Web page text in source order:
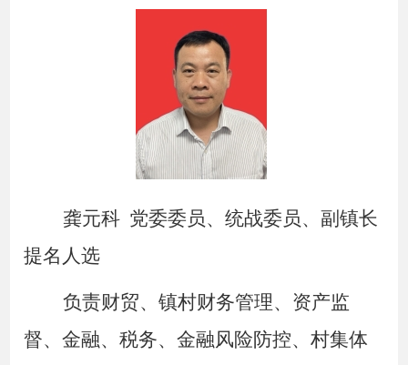
龚元科 党委委员、统战委员、副镇长
提名人选
负责财贸、镇村财务管理、资产监
督、金融、税务、金融风险防控、村集体